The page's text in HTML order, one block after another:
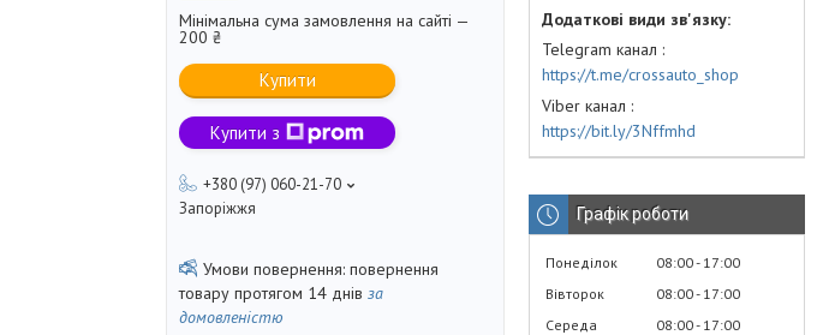
Мінімальна сума замовлення на сайті —
200 ₴
Купити
Купити з
+380 (97) 060-21-70
Запоріжжя
повернення
товару протягом 14 днів за
домовленістю
Telegram канал
https://t.me/crossauto_shop
Viber канал
https://bit.ly/3Nffmhd
Графік роботи
Понеділок 08:00 17:00
Вівторок
08:00 17:00
Середа
08:00 17:00